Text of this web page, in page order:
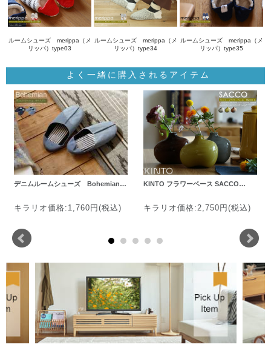
ルームシューズ merippa（メ
リッパ）type03
ルームシューズ merippa（メ
リッパ）type34
ルームシューズ merippa（メ
リッパ）type35
よく一緒に購入されるアイテム
デニムルームシューズ Bohemian…
キラリオ価格:1,760円(税込)
KINTO フラワーベース SACCO…
キラリオ価格:2,750円(税込)